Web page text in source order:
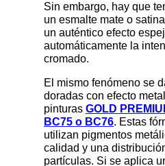
Sin embargo, hay que
un esmalte mate o
un auténtico efecto
automáticamente la
cromado.
El mismo fenómeno se
doradas con efecto
pinturas GOLD
BC75 o BC76. Estas
utilizan pigmentos
calidad y una
partículas. Si se aplica